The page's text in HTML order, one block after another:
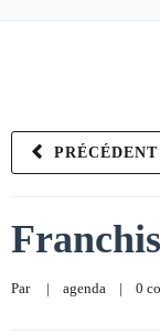
PRÉCÉDENT
Par | agenda | 0